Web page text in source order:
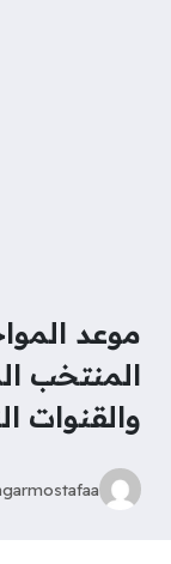
موعد
المنتخب
والقنوات